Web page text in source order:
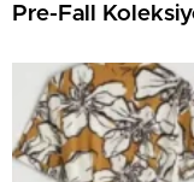
Pre-Fall